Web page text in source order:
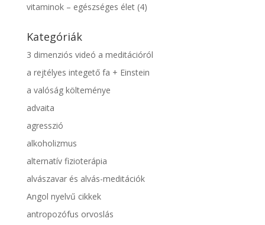
vitaminok – egészséges élet(4)
Kategóriák
3 dimenziós videó a meditációról
a rejtélyes integető fa + Einstein
a valóság költeménye
advaita
agresszió
alkoholizmus
alternatív fizioterápia
alvászavar és alvás-meditációk
Angol nyelvű cikkek
antropozófus orvoslás